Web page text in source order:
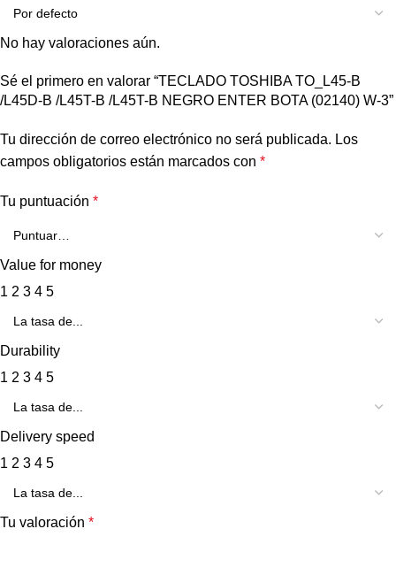
No hay valoraciones aún.
Sé el primero en valorar “TECLADO TOSHIBA TO_L45-B
/L45D-B /L45T-B /L45T-B NEGRO ENTER BOTA (02140) W-3”
Tu dirección de correo electrónico no será publicada. Los
campos obligatorios están marcados con *
Tu puntuación *
Value for money
1 2 3 4 5
Durability
1 2 3 4 5
Delivery speed
1 2 3 4 5
Tu valoración *